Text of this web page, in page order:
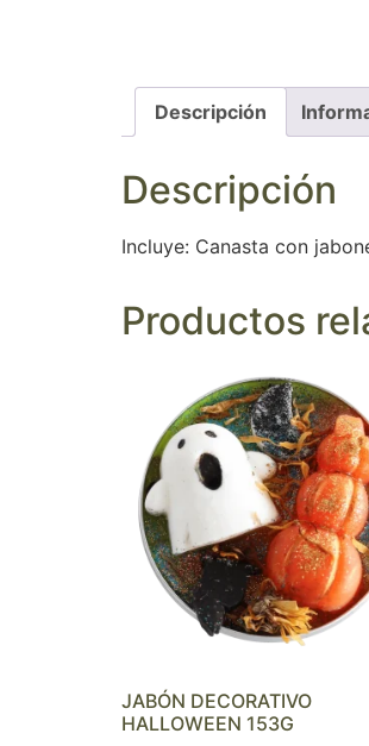
Descripción
Descripción
Incluye: Canasta con
Productos
JABÓN DECORATIVO
HALLOWEEN 153G